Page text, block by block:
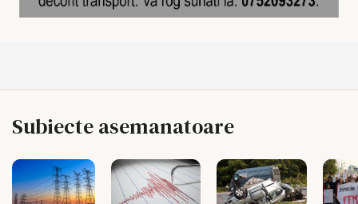
Subiecte asemanatoare